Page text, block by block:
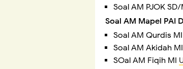
Soal AM PJOK SD/
Soal AM Mapel PAI
Soal AM Qurdis MI
Soal AM Akidah MI
SOal AM Fiqih MI